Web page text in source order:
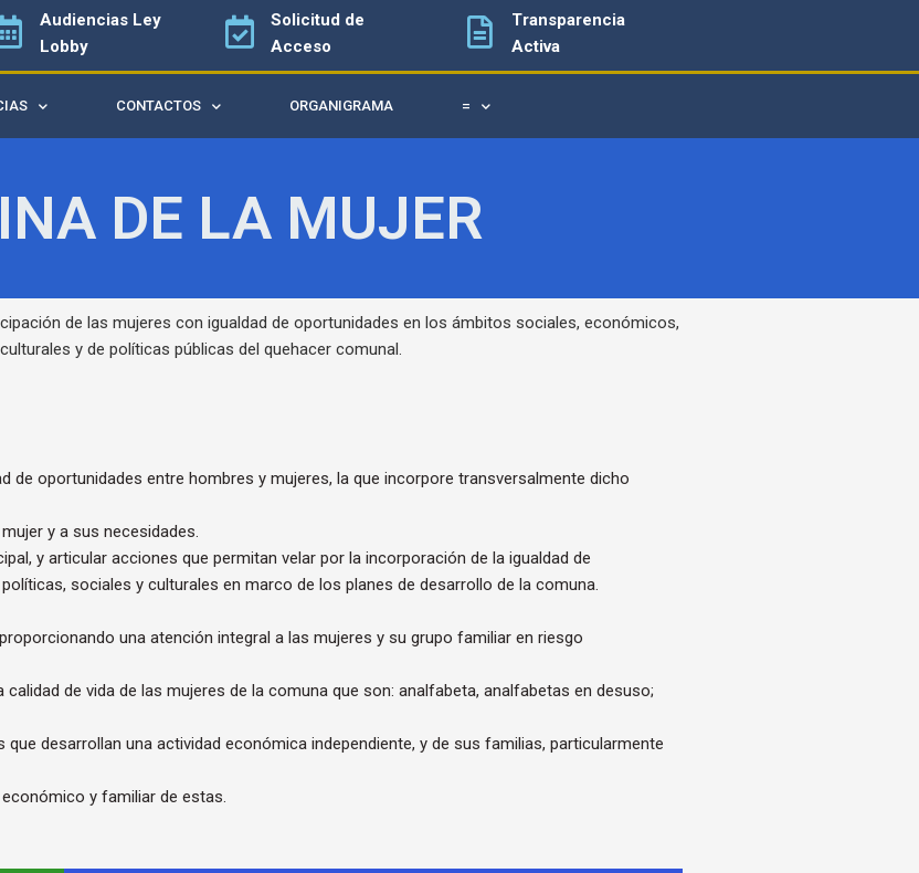
Audiencias Ley
Lobby
Solicitud de
Acceso
Transparencia
Activa
CONTACTOS ORGANIGRAMA =
DE LA MUJER
de las mujeres con igualdad de oportunidades en los ámbitos sociales, económicos,
y de políticas públicas del quehacer comunal.
de oportunidades entre hombres y mujeres, la que incorpore transversalmente dicho
y a sus necesidades.
y articular acciones que permitan velar por la incorporación de la igualdad de
sociales y culturales en marco de los planes de desarrollo de la comuna.
una atención integral a las mujeres y su grupo familiar en riesgo
de vida de las mujeres de la comuna que son: analfabeta, analfabetas en desuso;
desarrollan una actividad económica independiente, y de sus familias, particularmente
y familiar de estas.